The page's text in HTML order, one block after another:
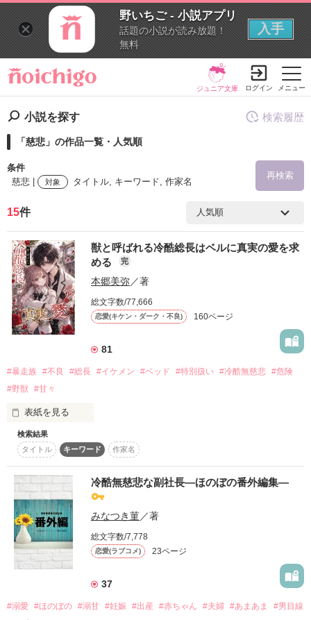
野いちご - 小説アプリ
話題の小説が読み放題！
無料
入手
メニュー
ジュニア文庫 ログイン
小説を探す
「慈悲」の作品一覧・人気順
条件
慈悲 |
対象 タイトル, キーワード, 作家名
再検索
検索ワード
を含む
詳しく検索
タイトル キーワード 作家名 表紙コメント
あらすじ
ジャンル
感想
ステータス
作品の長さ 長編
検索履歴
15件
獣と呼ばれる冷酷総長はベルに真実の愛を求
める
完
本郷美弥／著
総文字数/77,666
恋愛(キケン・ダーク・不良) 160ページ
81
#暴走族 #不良 #総長 #イケメン #ベッド #特別扱い #冷酷無慈悲 #危険
#野獣 #甘々
表紙を見る
ベル制度のある北高校の旧校舎
別名“野獣の檻”と呼ばれる場所は
暴走族『鳳凰』の隔離区域
彼らは美しい心を持つ女“ベル”を求め動き出す
薔薇の花びらが全て散るまでに…
検索結果
タイトル
キーワード 作家名
冷酷無慈悲な副社長―ほのぼの番外編集―
みなつき菫／著
総文字数/7,778
恋愛(ラブコメ) 23ページ
37
#溺愛 #ほのぼの #溺甘 #妊娠 #出産 #赤ちゃん #夫婦 #あまあま
#男目線